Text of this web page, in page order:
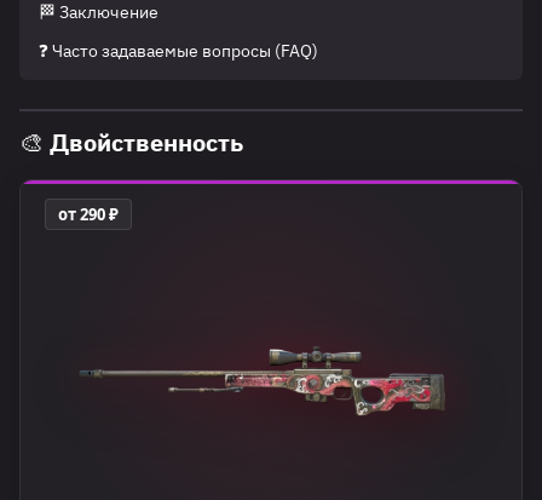
🏁 Заключение
❓ Часто задаваемые вопросы (FAQ)
🎨 Двойственность
от 290 ₽